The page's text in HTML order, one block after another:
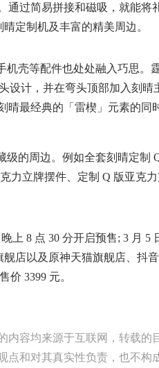
通过简易拼接和磁吸，就能将
定制机及丰富的精美周边。
壳等配件也处处融入巧思。
设计，并在弯头顶部加入刻晴
晴最经典的「雷楔」元素的同
的周边。例如全套刻晴定制
力立牌摆件、定制 Q 版亚克
8 点 30 分开启预售; 3 月 5
店以及原神天猫旗舰店、抖
价 3399 元。
内容均来源于互联网，转载的
和对其真实性负责，也不构